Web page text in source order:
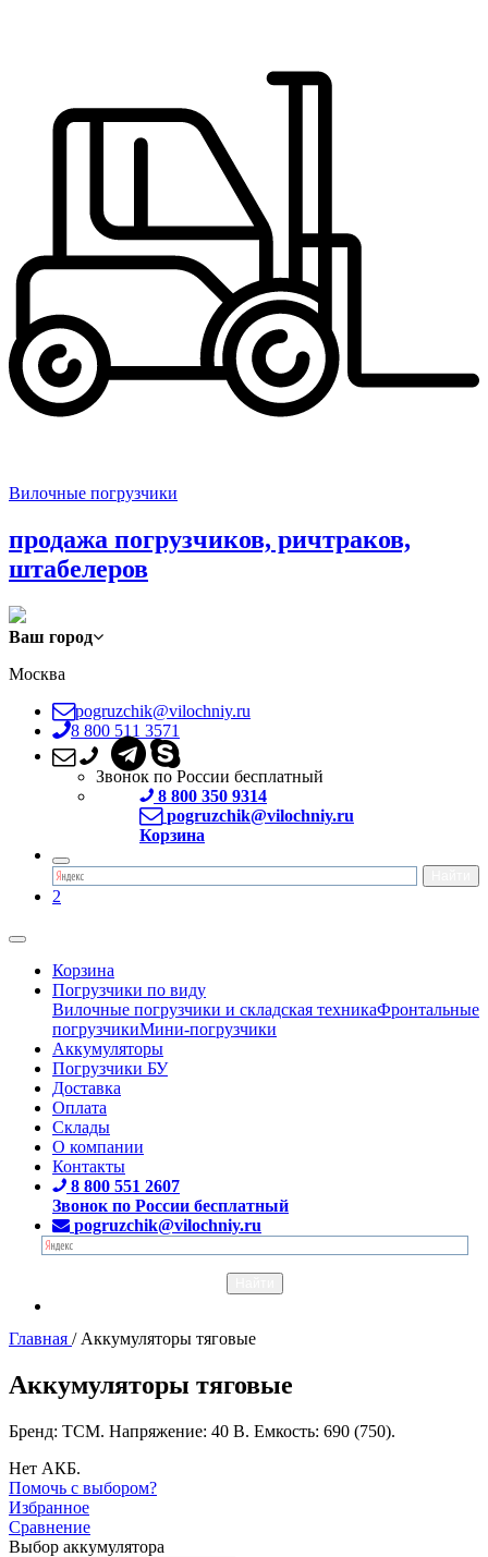
Вилочные погрузчики
продажа погрузчиков, ричтраков,
штабелеров
Ваш город
Москва
pogruzchik@vilochniy.ru
8 800 511 3571
Звонок по России бесплатный
8 800 350 9314
pogruzchik@vilochniy.ru
Корзина
2
Корзина
Погрузчики по виду
Вилочные погрузчики и складская техникаФронтальные
погрузчикиМини-погрузчики
Аккумуляторы
Погрузчики БУ
Доставка
Оплата
Склады
О компании
Контакты
8 800 551 2607
Звонок по России бесплатный
pogruzchik@vilochniy.ru
Главная / Аккумуляторы тяговые
Аккумуляторы тяговые
Бренд: TCM. Напряжение: 40 В. Емкость: 690 (750).
Нет АКБ.
Помочь с выбором?
Избранное
Сравнение
Выбор аккумулятора